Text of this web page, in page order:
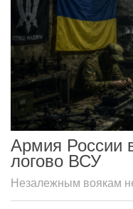
Армия России
логово ВСУ
Незалежным воякам